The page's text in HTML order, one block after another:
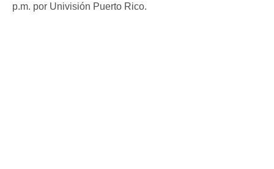
p.m. por Univisión Puerto Rico.